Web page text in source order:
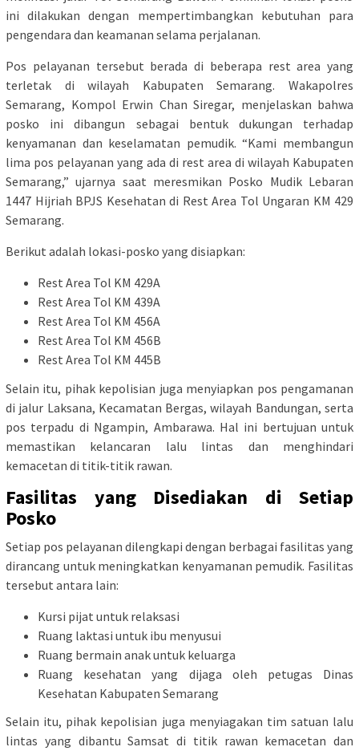
ini dilakukan dengan mempertimbangkan kebutuhan para
pengendara dan keamanan selama perjalanan.
Pos pelayanan tersebut berada di beberapa rest area yang
terletak di wilayah Kabupaten Semarang. Wakapolres
Semarang, Kompol Erwin Chan Siregar, menjelaskan bahwa
posko ini dibangun sebagai bentuk dukungan terhadap
kenyamanan dan keselamatan pemudik. “Kami membangun
lima pos pelayanan yang ada di rest area di wilayah Kabupaten
Semarang,” ujarnya saat meresmikan Posko Mudik Lebaran
1447 Hijriah BPJS Kesehatan di Rest Area Tol Ungaran KM 429
Semarang.
Berikut adalah lokasi-posko yang disiapkan:
Rest Area Tol KM 429A
Rest Area Tol KM 439A
Rest Area Tol KM 456A
Rest Area Tol KM 456B
Rest Area Tol KM 445B
Selain itu, pihak kepolisian juga menyiapkan pos pengamanan
di jalur Laksana, Kecamatan Bergas, wilayah Bandungan, serta
pos terpadu di Ngampin, Ambarawa. Hal ini bertujuan untuk
memastikan kelancaran lalu lintas dan menghindari
kemacetan di titik-titik rawan.
Fasilitas yang Disediakan di Setiap
Posko
Setiap pos pelayanan dilengkapi dengan berbagai fasilitas yang
dirancang untuk meningkatkan kenyamanan pemudik. Fasilitas
tersebut antara lain:
Kursi pijat untuk relaksasi
Ruang laktasi untuk ibu menyusui
Ruang bermain anak untuk keluarga
Ruang kesehatan yang dijaga oleh petugas Dinas
Kesehatan Kabupaten Semarang
Selain itu, pihak kepolisian juga menyiagakan tim satuan lalu
lintas yang dibantu Samsat di titik rawan kemacetan dan